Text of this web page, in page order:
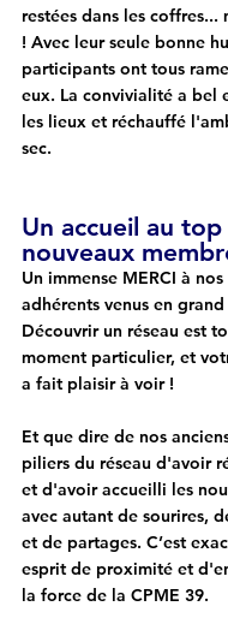
restées dans les
! Avec leur seule bonne
participants ont tous
eux. La convivialité a bel
les lieux et réchauffé
sec.
Un accueil au
nouveaux
Un immense MERCI à
adhérents venus en
Découvrir un réseau est
moment particulier, et
a fait plaisir à voir !
Et que dire de nos
piliers du réseau d'avoir
et d'avoir accueilli les
avec autant de sourires,
et de partages. C’est
esprit de proximité et
la force de la CPME 39.